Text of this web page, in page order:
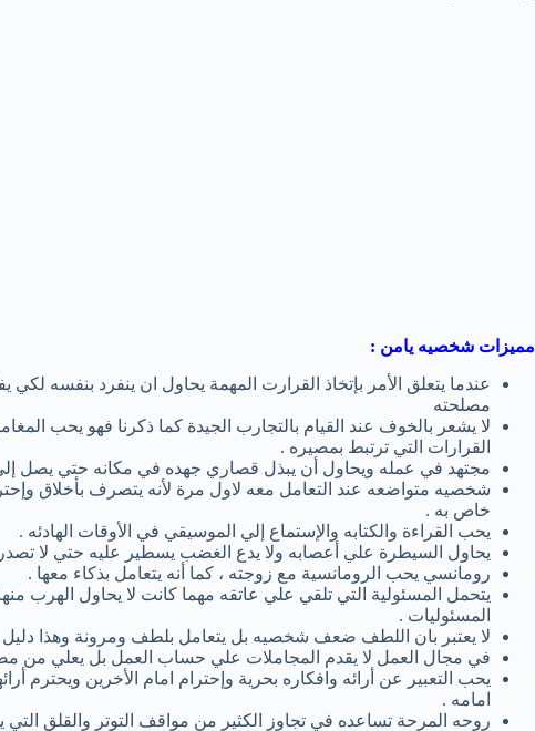
مميزات شخصيه يامن :
عندما يتعلق الأمر بإتخاذ القرارت المهمة يحاول ان ينفرد بنفسه لكي
مصلحته
لا يشعر بالخوف عند القيام بالتجارب الجيدة كما ذكرنا فهو يحب
القرارات التي ترتبط بمصيره .
مجتهد في عمله ويحاول أن يبذل قصاري جهده في مكانه حتي يصل
شخصيه متواضعه عند التعامل معه لاول مرة لأنه يتصرف بأخلاق
خاص به .
يحب القراءة والكتابه والإستماع إلي الموسيقي في الأوقات الهادئه .
يحاول السيطرة علي أعصابه ولا يدع الغضب يسطير عليه حتي لا
رومانسي يحب الرومانسية مع زوجته ، كما أنه يتعامل بذكاء معها .
يتحمل المسئولية التي تلقي علي عاتقه مهما كانت لا يحاول الهرب
المسئوليات .
لا يعتبر بان اللطف ضعف شخصيه بل يتعامل بلطف ومرونة وهذا
في مجال العمل لا يقدم المجاملات علي حساب العمل بل يعلي من
يحب التعبير عن أرائه وافكاره بحرية وإحترام امام الأخرين
امامه .
روحه المرحة تساعده في تجاوز الكثير من مواقف التوتر والقلق التي